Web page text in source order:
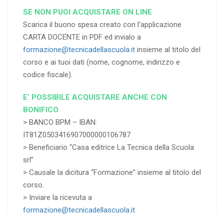
SE NON PUOI ACQUISTARE ON LINE
Scarica il buono spesa creato con l’applicazione
CARTA DOCENTE in PDF ed invialo a
formazione@tecnicadellascuola.it insieme al titolo del
corso e ai tuoi dati (nome, cognome, indirizzo e
codice fiscale).
E’ POSSIBILE ACQUISTARE ANCHE CON
BONIFICO
> BANCO BPM – IBAN:
IT81Z0503416907000000106787
> Beneficiario “Casa editrice La Tecnica della Scuola
srl”
> Causale la dicitura “Formazione” insieme al titolo del
corso.
> Inviare la ricevuta a
formazione@tecnicadellascuola.it